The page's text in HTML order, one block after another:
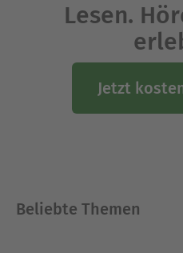
Lesen.
Jetzt
Beliebte Themen